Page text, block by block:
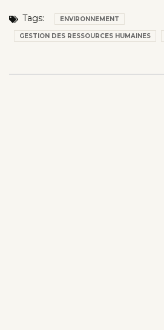
Tags: ENVIRONNEMENT
GESTION DES RESSOURCES HUMAINES